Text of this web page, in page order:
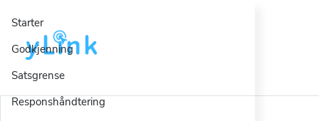
Starter
Godkjenning
Satsgrense
Responshåndtering